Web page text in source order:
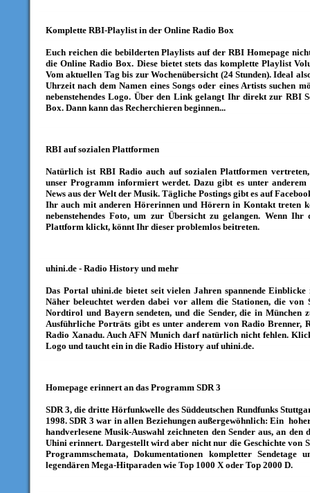
Komplette RBI-Playlist in der Online Radio Box
Euch reichen die bebilderten Playlists auf der RBI Homepage
die Online Radio Box. Diese bietet stets das komplette Playlist
Vom aktuellen Tag bis zur Wochenübersicht (24 Stunden). Ideal
Uhrzeit nach dem Namen eines Songs oder eines Artists suchen
nebenstehendes Logo. Über den Link gelangt Ihr direkt zur RBI
Box. Dann kann das Recherchieren beginnen...
RBI auf sozialen Plattformen
Natürlich ist RBI Radio auch auf sozialen Plattformen
unser Programm informiert werdet. Dazu gibt es unter anderem
News aus der Welt der Musik. Tägliche Postings gibt es auf
Ihr auch mit anderen Hörerinnen und Hörern in Kontakt treten
nebenstehendes Foto, um zur Übersicht zu gelangen. Wenn Ihr
Plattform klickt, könnt Ihr dieser problemlos beitreten.
uhini.de - Radio History und mehr
Das Portal uhini.de bietet seit vielen Jahren spannende Einblicke
Näher beleuchtet werden dabei vor allem die Stationen, die von
Nordtirol und Bayern sendeten, und die Sender, die in München
Ausführliche Porträts gibt es unter anderem von Radio Brenner,
Radio Xanadu. Auch AFN Munich darf natürlich nicht fehlen.
Logo und taucht ein in die Radio History auf uhini.de.
Homepage erinnert an das Programm SDR 3
SDR 3, die dritte Hörfunkwelle des Süddeutschen Rundfunks
1998.SDR 3 war in allen Beziehungen außergewöhnlich: Ein
handverlesene Musik-Auswahl zeichneten den Sender aus, an
Uhini erinnert. Dargestellt wird aber nicht nur die Geschichte von
Programmschemata, Dokumentationen kompletter
legendären Mega-Hitparaden wie Top 1000 X oder Top 2000 D.